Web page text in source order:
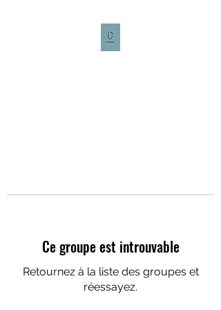
Ce groupe est introuvable
Retournez à la liste des groupes et
réessayez.